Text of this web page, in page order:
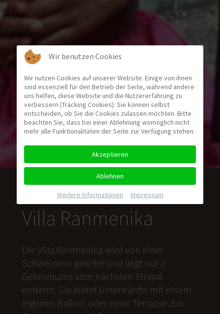
Villa Ranmenika
Die Villa Ranmenika wird von einer
Schweizerin geleitet und liegt nur 2
Gehminuten vom nächsten Strand
entfernt. Sie bietet Unterkünfte mit einem
eigenen Balkon oder einer Terrasse. Ein
Wir benutzen Cookies
Wir nutzen Cookies auf unserer Website. Einige von ihnen
sind essenziell für den Betrieb der Seite, während andere
uns helfen, diese Website und die Nutzererfahrung zu
verbessern (Tracking Cookies). Sie können selbst
entscheiden, ob Sie die Cookies zulassen möchten. Bitte
beachten Sie, dass bei einer Ablehnung womöglich nicht
mehr alle Funktionalitäten der Seite zur Verfügung stehen.
Akzeptieren
Ablehnen
Weitere Informationen Impressum